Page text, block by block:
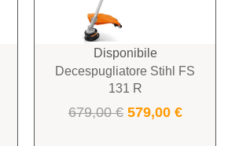
Disponibile
Decespugliatore Stihl FS
131 R
679,00€ 579,00 €